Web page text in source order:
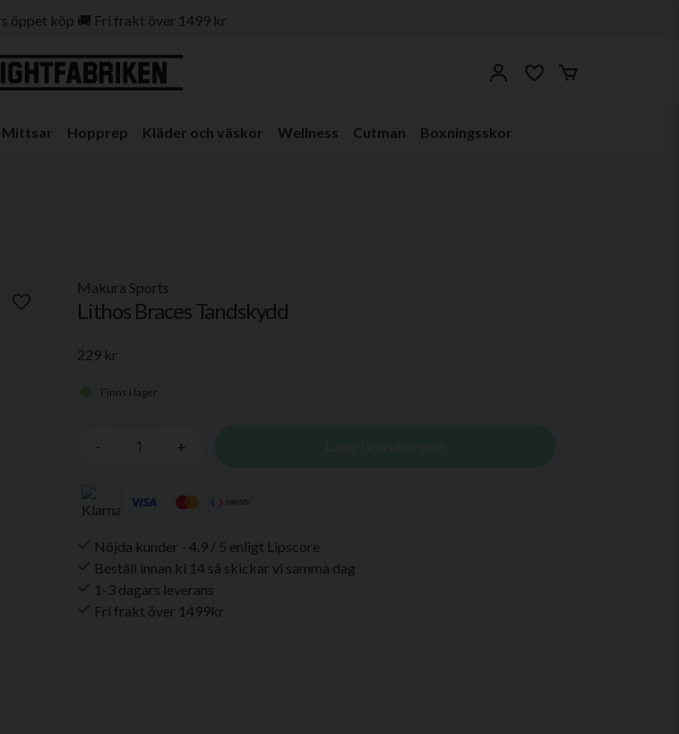
leverans 🇸🇪 Svenskt lager
Mittsar Hopprep Kläder och väskor Wellness Cutman Boxningsskor
Makura Sports
Lithos Braces Tandskydd
229 kr
Finns i lager
- +
Nöjda kunder - 4.9 / 5 enligt Lipscore
Beställ innan kl 14 så skickar vi samma dag
1-3 dagars leverans
Fri frakt över 1499kr